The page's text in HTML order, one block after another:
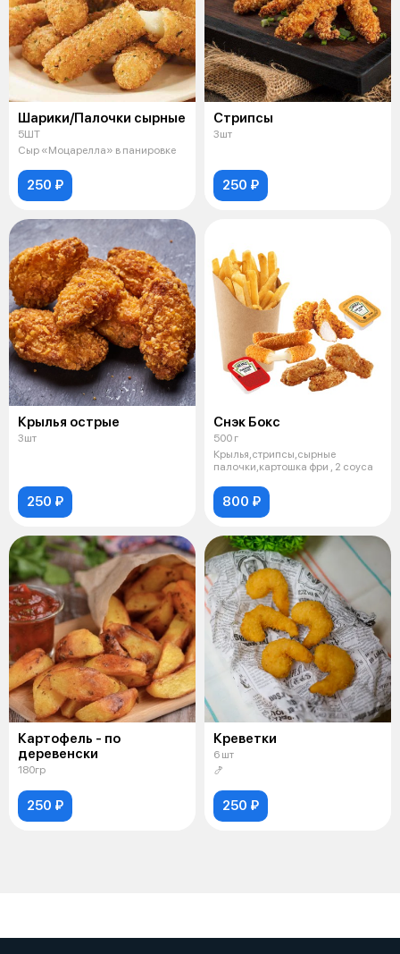
Шарики/Палочки сырные
5ШТ
Сыр «Моцарелла» в панировке
250 ₽
Стрипсы
3шт
250 ₽
Крылья острые
3шт
250 ₽
Снэк Бокс
500 г
Крылья,стрипсы,сырные
палочки,картошка фри , 2 соуса
800 ₽
Картофель - по
деревенски
180гр
250 ₽
Креветки
6 шт
🍤
250 ₽